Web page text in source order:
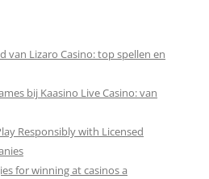
van Lizaro Casino: top spellen en
bij Kaasino Live Casino: van
Responsibly with Licensed
for winning at casinos a